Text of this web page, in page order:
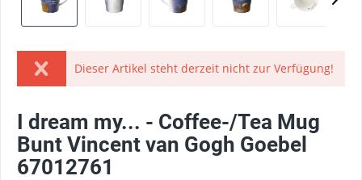
Dieser Artikel steht derzeit nicht zur Verfügung!
I dream my... - Coffee-/Tea Mug
Bunt Vincent van Gogh Goebel
67012761